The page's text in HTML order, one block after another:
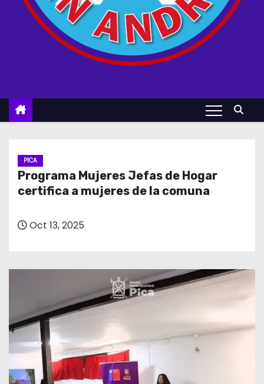
PICA
Programa Mujeres Jefas de Hogar
certifica a mujeres de la comuna
Oct 13, 2025